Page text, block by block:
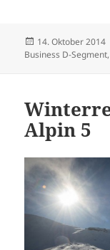
Veröffentlicht
am
14. Oktober 2014
Business D-Segment,
Alpin 5